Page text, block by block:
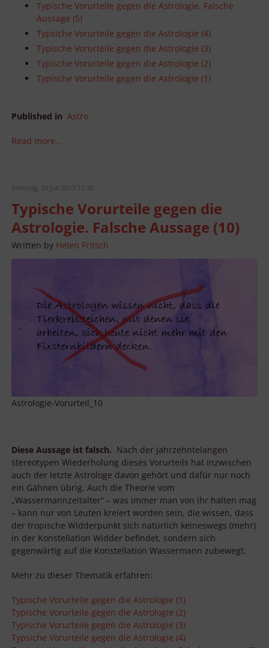
Typische Vorurteile gegen die Astrologie. Falsche
Aussage (5)
Typsiche Vorurteile gegen die Astrologie (4)
Typische Vorurteile gegen die Astrologie (3)
Typische Vorurteile gegen die Astrologie (2)
Typische Vorurteile gegen die Astrologie (1)
Published in Astro
Read more...
Samstag, 29 Juli 2017 11:30
Typische Vorurteile gegen die
Astrologie. Falsche Aussage (10)
Written by Helen Fritsch
Astrologie-Vorurteil_10
Diese Aussage ist falsch. Nach der jahrzehntelangen
stereotypen Wiederholung dieses Vorurteils hat inzwischen
auch der letzte Astrologe davon gehört und dafür nur noch
ein Gähnen übrig. Auch die Theorie vom
„Wassermannzeitalter“ – was immer man von ihr halten mag
– kann nur von Leuten kreiert worden sein, die wissen, dass
der tropische Widderpunkt sich natürlich keineswegs (mehr)
in der Konstellation Widder befindet, sondern sich
gegenwärtig auf die Konstellation Wassermann zubewegt.
Mehr zu dieser Thematik erfahren:
Typische Vorurteile gegen die Astrologie (1)
Typische Vorurteile gegen die Astrologie (2)
Typische Vorurteile gegen die Astrologie (3)
Typsiche Vorurteile gegen die Astrologie (4)
Entwicklung und Verbesserung der Angebote
Verwendung reduzierter Daten zur Auswahl von Inhalten
Besondere Features:
Verwendung genauer Standortdaten
Endgeräteeigenschaften zur Identifikation aktiv abfragen